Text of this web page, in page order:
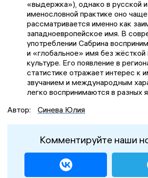
«выдержка»), однако в русской
именословной практике оно чаще
рассматривается именно как
западноевропейское имя. В
употреблении Сабрина
и «глобальное» имя без жёсткой
культуре. Его появление в
статистике отражает интерес к
звучанием и международным
легко воспринимаются в разных
Автор:
Синева Юлия
Комментируйте наши